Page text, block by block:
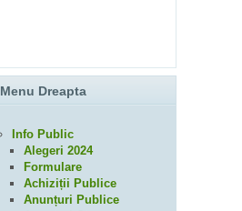
Menu Dreapta
Info Public
Alegeri 2024
Formulare
Achiziții Publice
Anunțuri Publice